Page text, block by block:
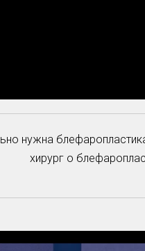
нужна
хирург о